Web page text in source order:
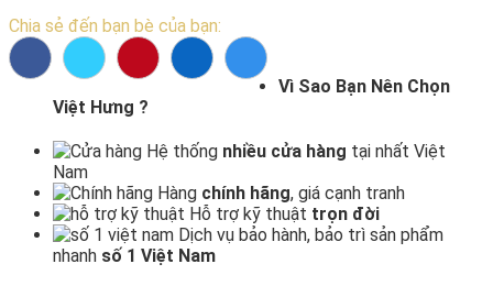
Chia sẻ đến bạn bè của bạn:
Vì Sao Bạn Nên Chọn
Việt Hưng ?
Hệ thống nhiều cửa hàng tại nhất Việt
Nam
Hàng chính hãng, giá cạnh tranh
Hỗ trợ kỹ thuật trọn đời
Dịch vụ bảo hành, bảo trì sản phẩm
nhanh số 1 Việt Nam